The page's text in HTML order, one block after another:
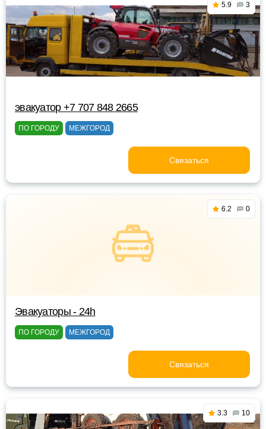
5.9 3
эвакуатор +7 707 848 2665
ПО ГОРОДУ МЕЖГОРОД
Связаться
6.2 0
Эвакуаторы - 24h
ПО ГОРОДУ МЕЖГОРОД
Связаться
3.3 10